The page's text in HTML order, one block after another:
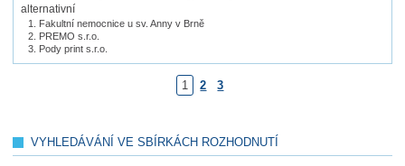
alternativní
Fakultní nemocnice u sv. Anny v Brně
PREMO s.r.o.
Pody print s.r.o.
1 2 3
VYHLEDÁVÁNÍ VE SBÍRKÁCH ROZHODNUTÍ